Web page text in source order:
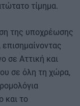
τίμημα.
της υποχρέωσης
σε Αττική και
σε όλη τη χώρα,
και το